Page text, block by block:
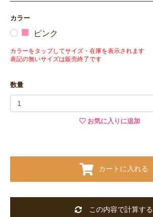
カラー
ピンク
カラーをタップしてサイズ・在庫を表示されます
表記の無いサイズは販売終了です
数量
お気に入りに追加
カートに入れる
この内容で計算する